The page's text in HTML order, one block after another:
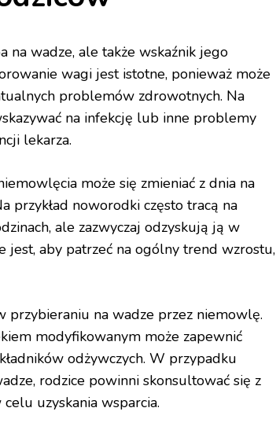
wadze, ale także wskaźnik jego
wagi jest istotne, ponieważ może
problemów zdrowotnych. Na
na infekcję lub inne problemy
lekarza.
może się zmieniać z dnia na
przykład noworodki często tracą na
ale zazwyczaj odzyskują ją w
jest, aby patrzeć na ogólny trend wzrostu,
na wadze przez niemowlę.
modyfikowanym może zapewnić
odżywczych. W przypadku
rodzice powinni skonsultować się z
uzyskania wsparcia.